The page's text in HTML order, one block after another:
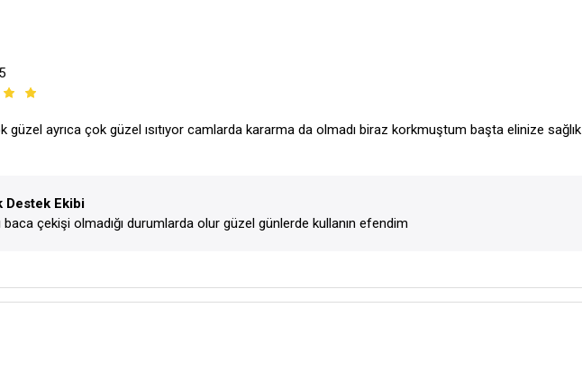
ayrıca çok güzel ısıtıyor camlarda kararma da olmadı biraz korkmuştum başta elinize sağlık
Destek Ekibi
çekişi olmadığı durumlarda olur güzel günlerde kullanın efendim